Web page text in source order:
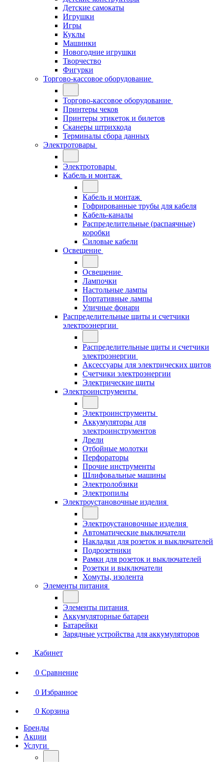
Детские самокаты
Игрушки
Игры
Куклы
Машинки
Новогодние игрушки
Творчество
Фигурки
Торгово-кассовое оборудование
Торгово-кассовое оборудование
Принтеры чеков
Принтеры этикеток и билетов
Сканеры штрихкода
Терминалы сбора данных
Электротовары
Электротовары
Кабель и монтаж
Кабель и монтаж
Гофрированные трубы для кабеля
Кабель-каналы
Распределительные (распаячные)
коробки
Силовые кабели
Освещение
Освещение
Лампочки
Настольные лампы
Портативные лампы
Уличные фонари
Распределительные щиты и счетчики
электроэнергии
Распределительные щиты и счетчики
электроэнергии
Аксессуары для электрических щитов
Счетчики электроэнергии
Электрические щиты
Электроинструменты
Электроинструменты
Аккумуляторы для
электроинструментов
Дрели
Отбойные молотки
Перфораторы
Прочие инструменты
Шлифовальные машины
Электролобзики
Электропилы
Электроустановочные изделия
Электроустановочные изделия
Автоматические выключатели
Накладки для розеток и выключателей
Подрозетники
Рамки для розеток и выключателей
Розетки и выключатели
Хомуты, изолента
Элементы питания
Элементы питания
Аккумуляторные батареи
Батарейки
Зарядные устройства для аккумуляторов
Кабинет
0 Сравнение
0 Избранное
0 Корзина
Бренды
Акции
Услуги